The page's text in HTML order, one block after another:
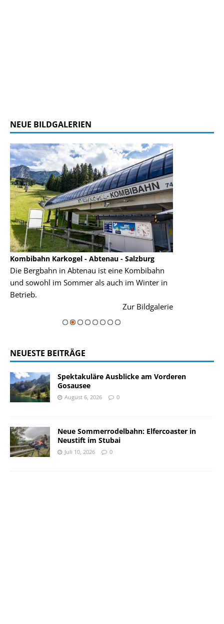
NEUE BILDGALERIEN
Kombibahn Karkogel - Abtenau - Salzburg
Die Bergbahn in Abtenau ist eine Kombibahn
und sowohl im Sommer als auch im Winter in
Betrieb.
Zur Bildgalerie
NEUESTE BEITRÄGE
Spektakuläre Ausblicke am Vorderen
Gosausee
August 6, 2026 0
Neue Sommerrodelbahn: Elfercoaster in
Neustift im Stubai
Juli 10, 2026 0